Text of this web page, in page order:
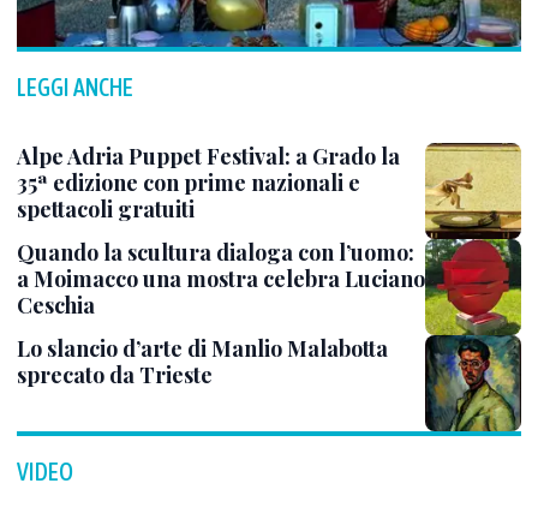
LEGGI ANCHE
Alpe Adria Puppet Festival: a Grado la
35ª edizione con prime nazionali e
spettacoli gratuiti
Quando la scultura dialoga con l’uomo:
a Moimacco una mostra celebra Luciano
Ceschia
Lo slancio d’arte di Manlio Malabotta
sprecato da Trieste
VIDEO